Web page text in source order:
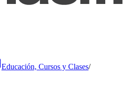
Educación, Cursos y Clases/